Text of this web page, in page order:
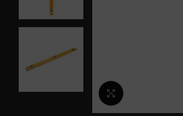
Κλικ για μεγέθυνση